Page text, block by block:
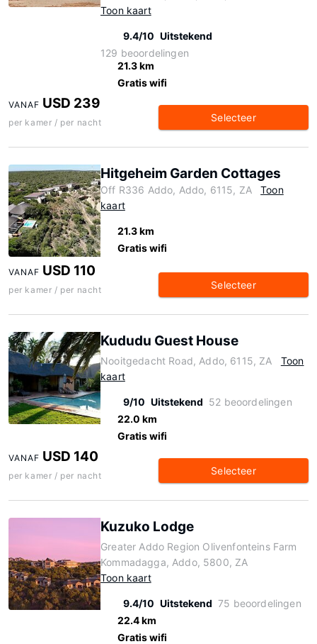
Toon kaart
9.4/10 Uitstekend
129 beoordelingen
21.3 km
Gratis wifi
VANAF USD 239
per kamer / per nacht Selecteer
Hitgeheim Garden Cottages
Off R336 Addo, Addo, 6115, ZA
Toon
kaart
21.3 km
Gratis wifi
VANAF USD 110
per kamer / per nacht Selecteer
Kududu Guest House
Nooitgedacht Road, Addo, 6115, ZA
Toon
kaart
9/10 Uitstekend 52 beoordelingen
22.0 km
Gratis wifi
VANAF USD 140
per kamer / per nacht Selecteer
Kuzuko Lodge
Greater Addo Region Olivenfonteins Farm
Kommadagga, Addo, 5800, ZA
Toon kaart
9.4/10 Uitstekend 75 beoordelingen
22.4 km
Gratis wifi